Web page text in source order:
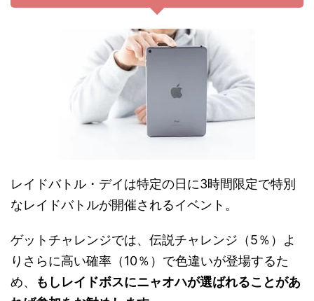
レイドバトル・デイは特定の日に3時間限定で特別
なレイドバトルが開催されるイベント。
ゲットチャレンジでは、伝説チャレンジ（5％）よ
りさらに高い確率（10％）で色違いが登場するた
め、
もしレイドボスにニャオハが選ばれることがあ